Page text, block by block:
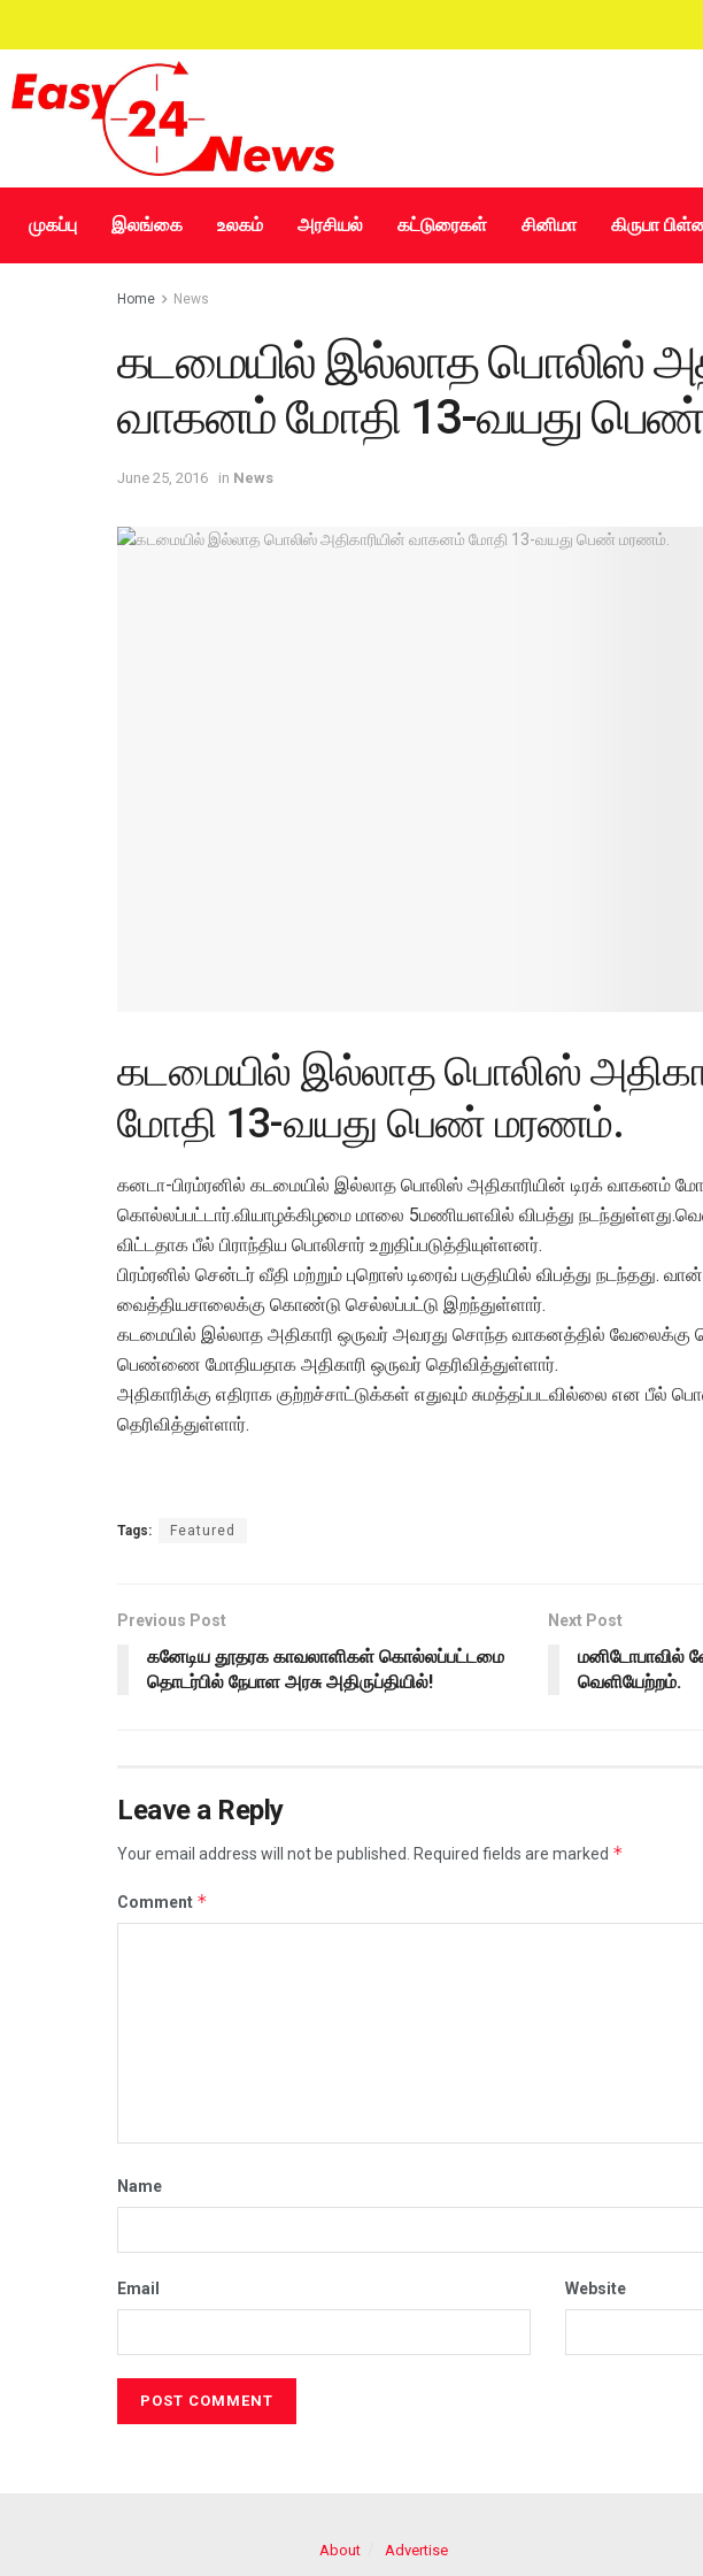
முகப்பு இலங்கை உலகம் அரசியல் கட்டுரைகள் சினிமா கிருபா
Home News
கடமையில் இல்லாத பொலிஸ்
வாகனம் மோதி 13-வயது
June 25, 2016 in News
கடமையில் இல்லாத பொலிஸ்
மோதி 13-வயது பெண் மரணம்.
கனடா-பிரம்ரனில் கடமையில் இல்லாத பொலிஸ் அதிகாரியின் டிரக் வாகனம்
கொல்லப்பட்டார்.வியாழக்கிழமை மாலை 5மணியளவில் விபத்து
விட்டதாக பீல் பிராந்திய பொலிசார் உறுதிப்படுத்தியுள்ளனர்.
பிரம்ரனில் சென்டர் வீதி மற்றும் புறொஸ் டிரைவ் பகுதியில் விபத்து நடந்தது.
வைத்தியசாலைக்கு கொண்டு செல்லப்பட்டு இறந்துள்ளார்.
கடமையில் இல்லாத அதிகாரி ஒருவர் அவரது சொந்த வாகனத்தில்
பெண்ணை மோதியதாக அதிகாரி ஒருவர் தெரிவித்துள்ளார்.
அதிகாரிக்கு எதிராக குற்றச்சாட்டுக்கள் எதுவும் சுமத்தப்படவில்லை என பீல்
தெரிவித்துள்ளார்.
Tags: Featured
Previous Post
கனேடிய தூதரக காவலாளிகள் கொல்லப்பட்டமை
தொடர்பில் நேபாள அரசு அதிருப்தியில்!
Next Post
மனிடோபாவில்
வெளியேற்றம்.
Leave a Reply
Your email address will not be published. Required fields are marked *
Comment *
Name
Email Website
About Advertise